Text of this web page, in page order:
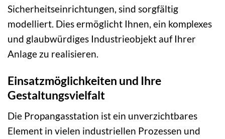
Sicherheitseinrichtungen, sind sorgfältig
modelliert. Dies ermöglicht Ihnen, ein komplexes
und glaubwürdiges Industrieobjekt auf Ihrer
Anlage zu realisieren.
Einsatzmöglichkeiten und Ihre
Gestaltungsvielfalt
Die Propangasstation ist ein unverzichtbares
Element in vielen industriellen Prozessen und